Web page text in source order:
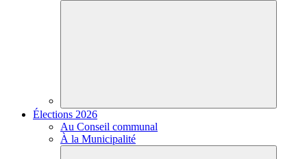
Élections 2026
Au Conseil communal
À la Municipalité